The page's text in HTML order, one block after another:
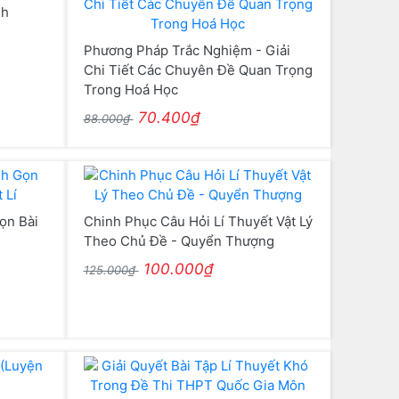
Phương Pháp Trắc Nghiệm - Giải
Chi Tiết Các Chuyên Đề Quan Trọng
Trong Hoá Học
88.000₫ 70.400₫
Bài
Chinh Phục Câu Hỏi Lí Thuyết Vật Lý
Theo Chủ Đề - Quyển Thượng
125.000₫ 100.000₫